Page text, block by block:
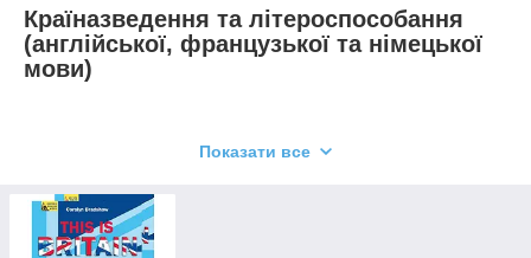
Країназведення та літероспособання
(англійської, французької та німецької
мови)
У цьому розділі ми пропонуємо вам книги з вебведій. Тут
з техніки охоплюють такі мови, як англійська, німецька та
французька. У представлених книгах містяться практичні
Показати все